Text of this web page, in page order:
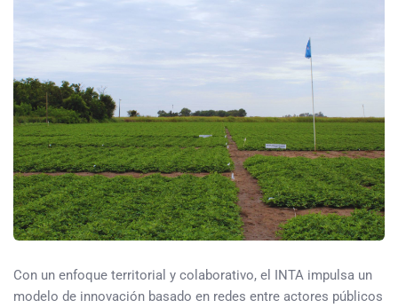
Con un enfoque territorial y colaborativo, el INTA impulsa un
modelo de innovación basado en redes entre actores públicos